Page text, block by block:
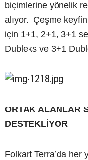
biçimlerine yönelik
alıyor. Çeşme
için 1+1, 2+1, 3+1
Dubleks ve 3+1
ORTAK ALANLAR
DESTEKLİYOR
Folkart Terra’da her